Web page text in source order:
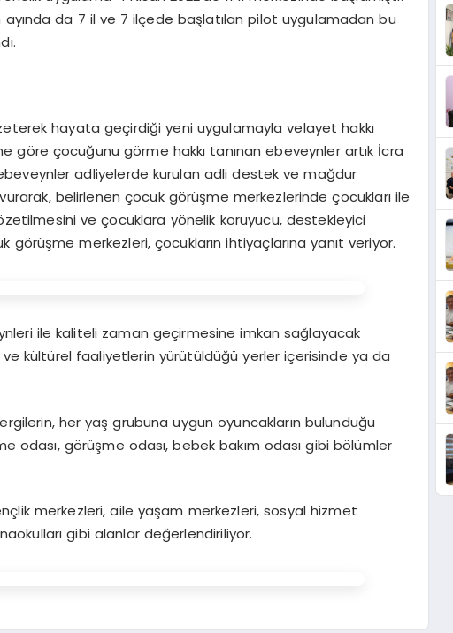
ayında da 7 il ve 7 ilçede başlatılan pilot uygulamadan bu
hayata geçirdiği yeni uygulamayla velayet hakkı
göre çocuğunu görme hakkı tanınan ebeveynler artık İcra
adliyelerde kurulan adli destek ve mağdur
belirlenen çocuk görüşme merkezlerinde çocukları ile
ve çocuklara yönelik koruyucu, destekleyici
görüşme merkezleri, çocukların ihtiyaçlarına yanıt veriyor.
ile kaliteli zaman geçirmesine imkan sağlayacak
kültürel faaliyetlerin yürütüldüğü yerler içerisinde ya da
her yaş grubuna uygun oyuncakların bulunduğu
odası, görüşme odası, bebek bakım odası gibi bölümler
merkezleri, aile yaşam merkezleri, sosyal hizmet
gibi alanlar değerlendiriliyor.